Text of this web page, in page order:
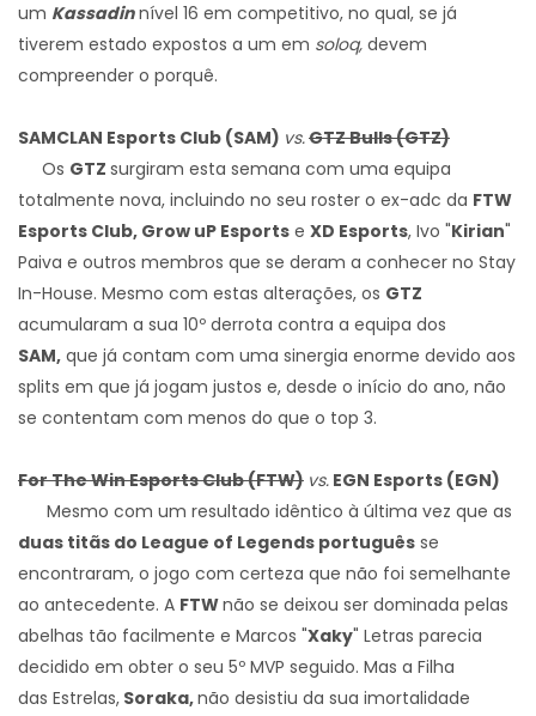
um Kassadinnível 16 em competitivo, no qual, se já
tiverem estado expostos a um em soloq, devem
compreender o porquê.
SAMCLAN Esports Club (SAM) vs.GTZ Bulls (GTZ)
Os GTZ surgiram esta semana com uma equipa
totalmente nova, incluindo no seu roster o ex-adc da FTW
Esports Club, Grow uP Esports e XD Esports, Ivo "Kirian"
Paiva e outros membros que se deram a conhecer no Stay
In-House. Mesmo com estas alterações, os GTZ
acumularam a sua 10º derrota contra a equipa dos
SAM, que já contam com uma sinergia enorme devido aos
splits em que já jogam justos e, desde o início do ano, não
se contentam com menos do que o top 3.
For The Win Esports Club (FTW) vs. EGN Esports (EGN)
Mesmo com um resultado idêntico à última vez que as
duas titãs do League of Legends português se
encontraram, o jogo com certeza que não foi semelhante
ao antecedente. A FTWnão se deixou ser dominada pelas
abelhas tão facilmente e Marcos "Xaky" Letras parecia
decidido em obter o seu 5º MVP seguido. Mas a Filha
das Estrelas, Soraka,não desistiu da sua imortalidade